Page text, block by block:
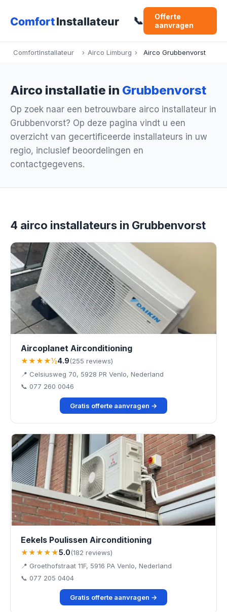
📞
Offerte
aanvragen
ComfortInstallateur › Airco Limburg › Airco Grubbenvorst
Airco installatie in Grubbenvorst
Op zoek naar een betrouwbare airco installateur in
Grubbenvorst? Op deze pagina vindt u een
overzicht van gecertificeerde installateurs in uw
regio, inclusief beoordelingen en
contactgegevens.
4 airco installateurs in Grubbenvorst
Aircoplanet Airconditioning
★★★★½4.9(255 reviews)
📍 Celsiusweg 70, 5928 PR Venlo, Nederland
📞 077 260 0046
Gratis offerte aanvragen →
Eekels Poulissen Airconditioning
★★★★★5.0(182 reviews)
📍 Groethofstraat 11F, 5916 PA Venlo, Nederland
📞 077 205 0404
Gratis offerte aanvragen →